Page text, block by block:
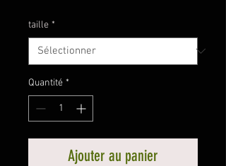
taille *
Quantité *
Ajouter au panier